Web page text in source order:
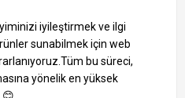
uygulamamızı indirin.
Kargo Bedava!